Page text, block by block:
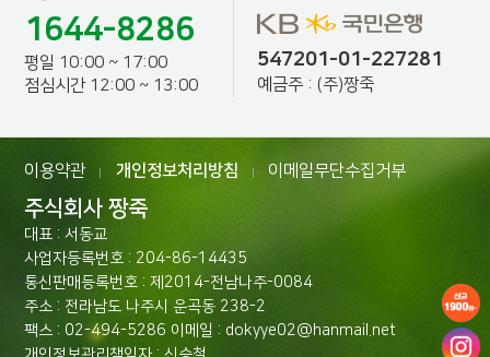
1644-8286
평일 10:00 ~ 17:00
점심시간 12:00 ~ 13:00
547201-01-227281
예금주 : (주)짱죽
이용약관 개인정보처리방침 이메일무단수집거부
주식회사 짱죽
대표 : 서동교
사업자등록번호 : 204-86-14435
통신판매등록번호 : 제2014-전남나주-0084
주소 : 전라남도 나주시 운곡동 238-2
팩스 : 02-494-5286 이메일 : dokyye02@hanmail.net